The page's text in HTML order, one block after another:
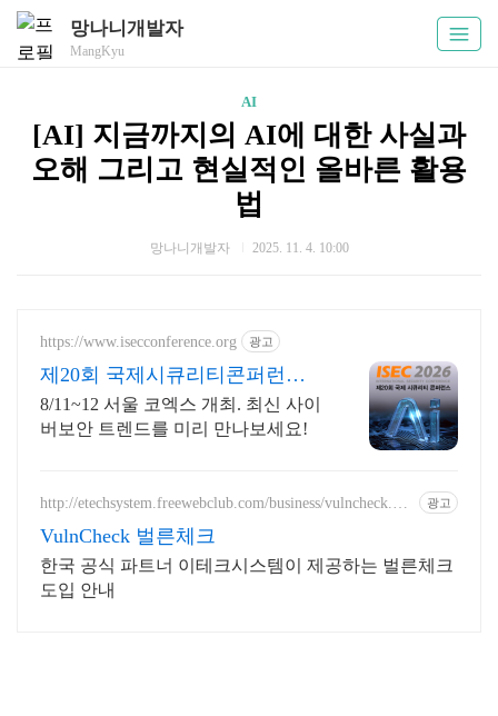
망나니개발자
MangKyu
AI
[AI] 지금까지의 AI에 대한 사실과
오해 그리고 현실적인 올바른 활용
법
망나니개발자 2025. 11. 4. 10:00
https://www.isecconference.org 광고
제20회 국제시큐리티콘퍼런스 I
SEC 2026
8/11~12 서울 코엑스 개최. 최신 사이
버보안 트렌드를 미리 만나보세요!
http://etechsystem.freewebclub.com/business/vulncheck.ht
광고
VulnCheck 벌른체크
한국 공식 파트너 이테크시스템이 제공하는 벌른체크
도입 안내